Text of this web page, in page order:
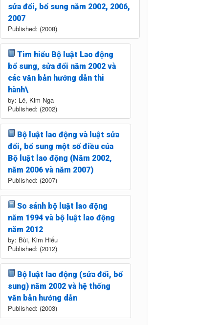
sửa đổi, bổ sung năm 2002, 2006,
2007
Published: (2008)
Tìm hiểu Bộ luật Lao động
bổ sung, sửa đổi năm 2002 và
các văn bản hướng dẫn thi
hành\
by: Lê, Kim Nga
Published: (2002)
Bộ luật lao động và luật sửa
đổi, bổ sung một số điều của
Bộ luật lao động (Năm 2002,
năm 2006 và năm 2007)
Published: (2007)
So sánh bộ luật lao động
năm 1994 và bộ luật lao động
năm 2012
by: Bùi, Kim Hiếu
Published: (2012)
Bộ luật lao động (sửa đổi, bổ
sung) năm 2002 và hệ thống
văn bản hướng dẫn
Published: (2003)